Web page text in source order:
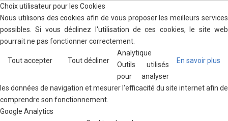
Choix utilisateur pour les Cookies
Nous utilisons des cookies afin de vous proposer les meilleurs services
possibles. Si vous déclinez l'utilisation de ces cookies, le site web
pourrait ne pas fonctionner correctement.
Tout accepter Tout décliner En savoir plus
Analytique
Outils utilisés
pour analyser
les données de navigation et mesurer l'efficacité du site internet afin de
comprendre son fonctionnement.
Google Analytics